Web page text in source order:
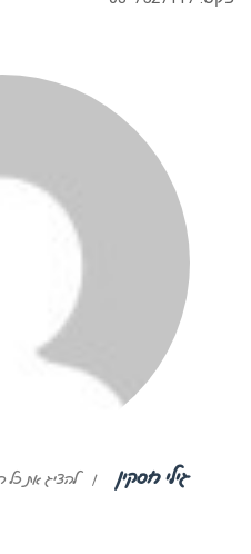
גילי חסקין | להציג את כל